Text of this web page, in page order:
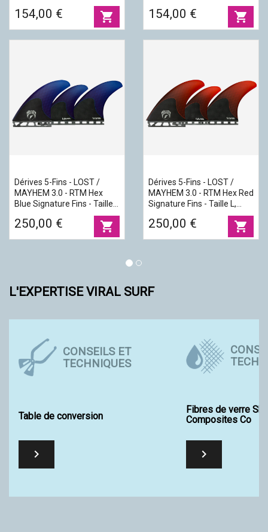
154,00 € shopping_cart 154,00 € shopping_cart
Dérives 5-Fins - LOST /
MAYHEM 3.0 - RTM Hex
Blue Signature Fins - Taille
250,00 € shopping_cart
Dérives 5-Fins - LOST /
MAYHEM 3.0 - RTM Hex Red
Signature Fins - Taille L,
250,00 € shopping_cart
L'EXPERTISE VIRAL SURF
CONSEILS ET
TECHNIQUES
Table de conversion

Fibres de verre
Composites Co
